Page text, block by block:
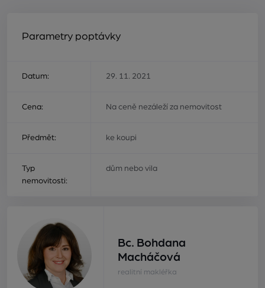
Parametry poptávky
Datum: 29. 11. 2021
Cena: Na ceně nezáleží za nemovitost
Předmět: ke koupi
Typ
nemovitosti:
dům nebo vila
Bc. Bohdana
Macháčová
realitní makléřka